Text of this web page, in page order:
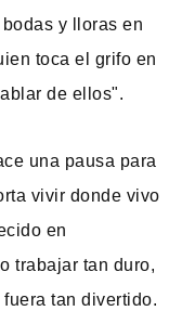
y lloras en
toca el grifo en
de ellos".
una pausa para
vivir donde vivo
en
trabajar tan duro,
tan divertido.